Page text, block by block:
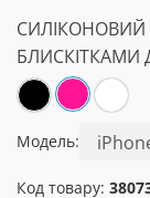
СИЛІКОНОВИЙ
БЛИСКІТКАМИ
Модель:
Код товару: